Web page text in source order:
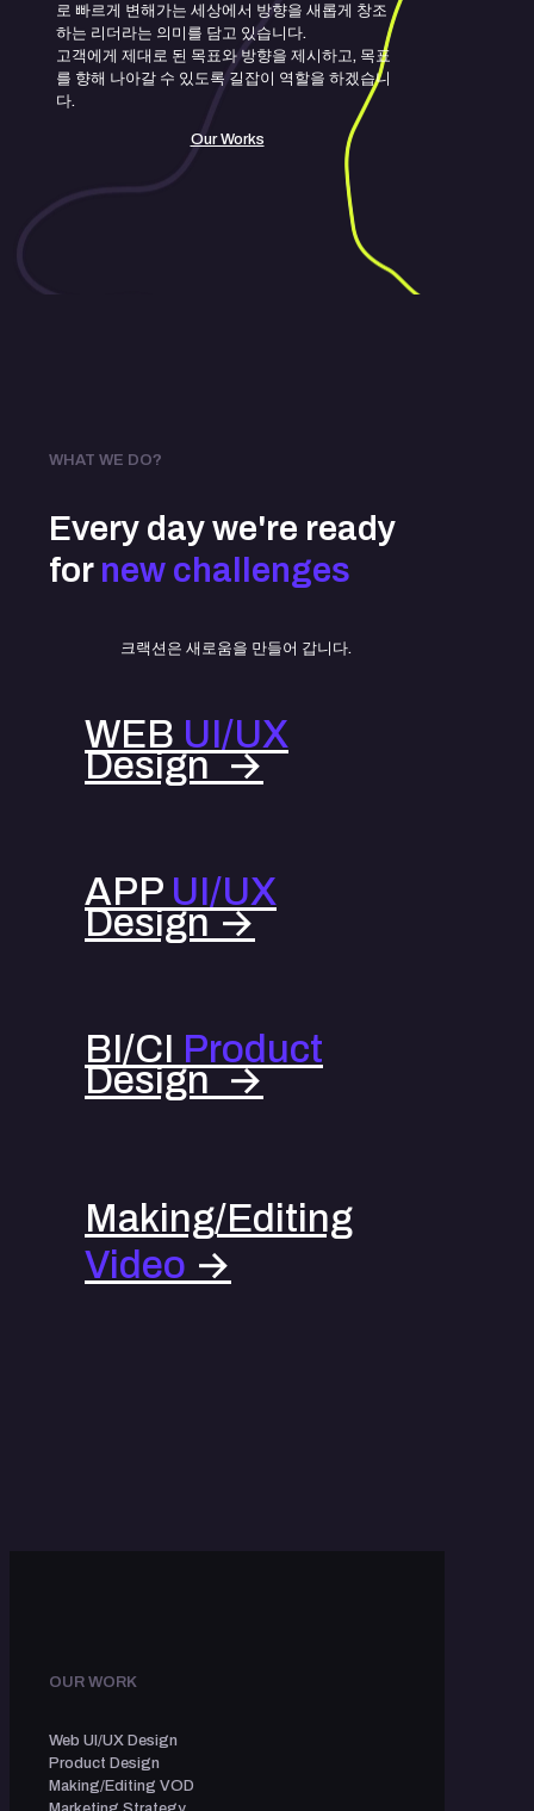
로 빠르게 변해가는 세상에서 방향을 새롭게 창조
하는 리더라는 의미를 담고 있습니다.
고객에게 제대로 된 목표와 방향을 제시하고, 목표
를 향해 나아갈 수 있도록 길잡이 역할을 하겠습니
다.
Our Works
WHAT WE DO?
Every day we're ready
for new challenges
크랙션은 새로움을 만들어 갑니다.
WEB UI/UX
Design →
APP UI/UX
Design →
BI/CI Product
Design →
Making/Editing
Video →
OUR WORK
Web UI/UX Design
Product Design
Making/Editing VOD